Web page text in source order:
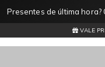
Entrega Expressa por
VALE